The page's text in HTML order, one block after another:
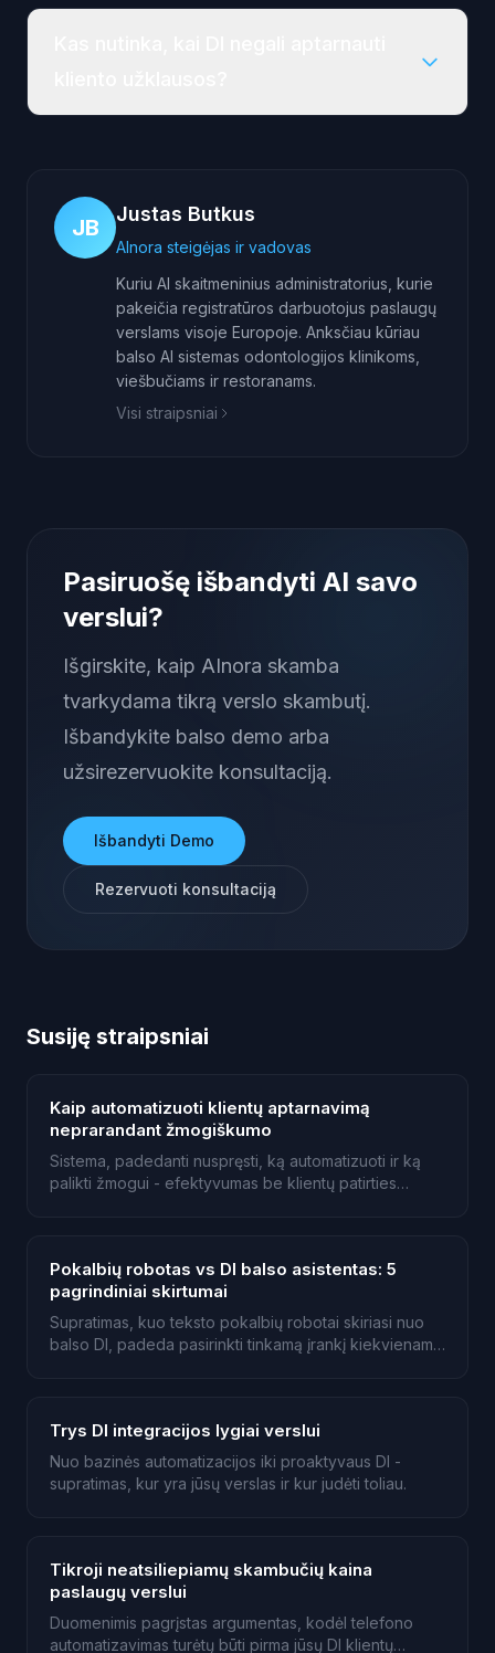
JB
Justas Butkus
AInora steigėjas ir vadovas
Kuriu AI skaitmeninius administratorius, kurie
pakeičia registratūros darbuotojus paslaugų
verslams visoje Europoje. Anksčiau kūriau
balso AI sistemas odontologijos klinikoms,
viešbučiams ir restoranams.
Visi straipsniai
Pasiruošę išbandyti AI savo
verslui?
Išgirskite, kaip AInora skamba
tvarkydama tikrą verslo skambutį.
Išbandykite balso demo arba
užsirezervuokite konsultaciją.
Išbandyti Demo
Rezervuoti konsultaciją
Susiję straipsniai
Kaip automatizuoti klientų aptarnavimą
neprarandant žmogiškumo
Sistema, padedanti nuspręsti, ką automatizuoti ir ką
palikti žmogui - efektyvumas be klientų patirties
Pokalbių robotas vs DI balso asistentas: 5
pagrindiniai skirtumai
Supratimas, kuo teksto pokalbių robotai skiriasi nuo
balso DI, padeda pasirinkti tinkamą įrankį kiekvienam
Trys DI integracijos lygiai verslui
Nuo bazinės automatizacijos iki proaktyvaus DI -
supratimas, kur yra jūsų verslas ir kur judėti toliau.
Tikroji neatsiliepiamų skambučių kaina
paslaugų verslui
Duomenimis pagrįstas argumentas, kodėl telefono
automatizavimas turėtų būti pirma jūsų DI klientų